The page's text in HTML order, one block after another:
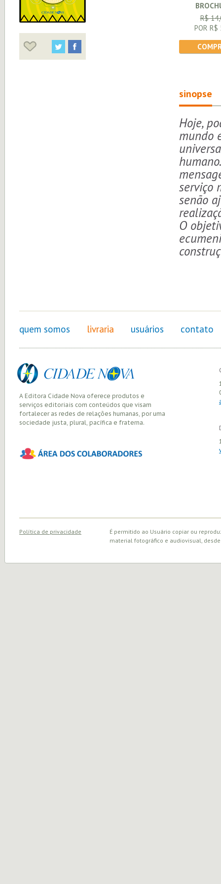
R$
POR R$
sinopse
Hoje,
mundo
serviço
senão
O
quem somos livraria usuários contato
A Editora Cidade Nova oferece produtos e
serviços editoriais com conteúdos que visam
fortalecer as redes de relações humanas, por uma
sociedade justa, plural, pacífica e fraterna.
Política de privacidade
É permitido ao Usuário copiar ou
material fotográfico e audiovisual,